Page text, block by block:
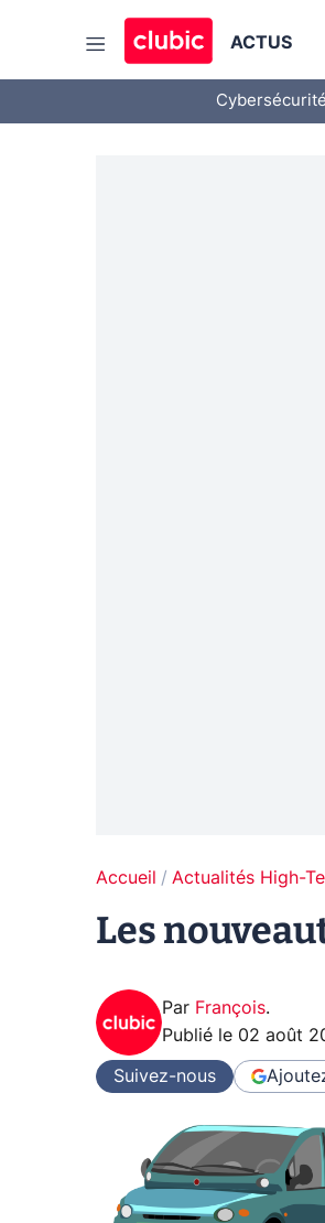
ACTUS
Cybersécurité
Accueil Actualités High-
Les
Par François.
Publié le 02 août
Suivez-nous